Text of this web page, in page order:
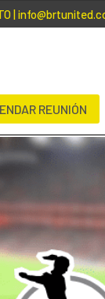
|
REUNIÓN